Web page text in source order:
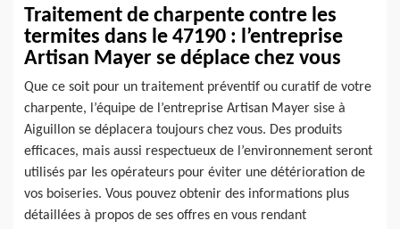
Traitement de charpente contre les
termites dans le 47190 : l’entreprise
Artisan Mayer se déplace chez vous
Que ce soit pour un traitement préventif ou curatif de votre
charpente, l’équipe de l’entreprise Artisan Mayer sise à
Aiguillon se déplacera toujours chez vous. Des produits
efficaces, mais aussi respectueux de l’environnement seront
utilisés par les opérateurs pour éviter une détérioration de
vos boiseries. Vous pouvez obtenir des informations plus
détaillées à propos de ses offres en vous rendant